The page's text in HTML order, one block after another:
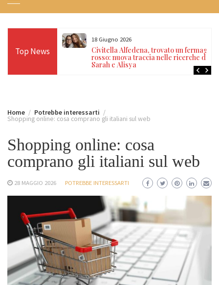
Top News
dopo 14
e
18 Giugno 2026
Civitella Alfedena, trovato un fermaglio
rosso: nuova traccia nelle ricerche di
Sarah e Alisya
Home Potrebbe interessarti
Shopping online: cosa comprano gli italiani sul web
Shopping online: cosa
comprano gli italiani sul web
28 MAGGIO 2026 POTREBBE INTERESSARTI